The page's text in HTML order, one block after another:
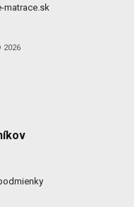
matrace.sk